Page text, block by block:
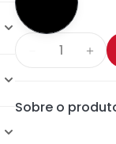
＋
Sobre o